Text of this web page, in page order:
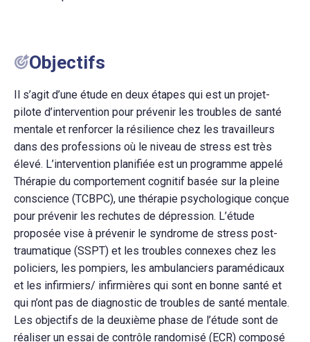
Objectifs
Il s’agit d’une étude en deux étapes qui est un projet-
pilote d’intervention pour prévenir les troubles de santé
mentale et renforcer la résilience chez les travailleurs
dans des professions où le niveau de stress est très
élevé. L’intervention planifiée est un programme appelé
Thérapie du comportement cognitif basée sur la pleine
conscience (TCBPC), une thérapie psychologique conçue
pour prévenir les rechutes de dépression. L’étude
proposée vise à prévenir le syndrome de stress post-
traumatique (SSPT) et les troubles connexes chez les
policiers, les pompiers, les ambulanciers paramédicaux
et les infirmiers/ infirmières qui sont en bonne santé et
qui n’ont pas de diagnostic de troubles de santé mentale.
Les objectifs de la deuxième phase de l’étude sont de
réaliser un essai de contrôle randomisé (ECR) composé